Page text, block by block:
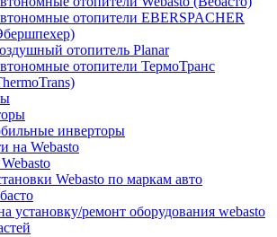
отопители EBERSPACHER
отопитель Planar
отопители ТермоТранс
инверторы
на Webasto
Webasto по маркам авто
установку/ремонт оборудования webasto